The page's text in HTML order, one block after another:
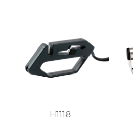
H1118